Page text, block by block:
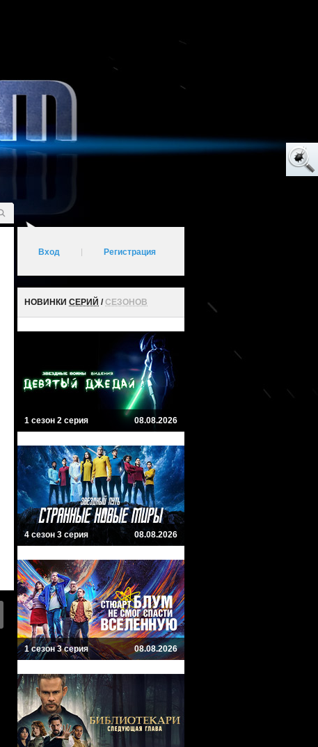
Вход Регистрация
НОВИНКИ СЕРИЙ /СЕЗОНОВ
1 сезон 2 серия 08.08.2026
4 сезон 3 серия 08.08.2026
1 сезон 3 серия 08.08.2026